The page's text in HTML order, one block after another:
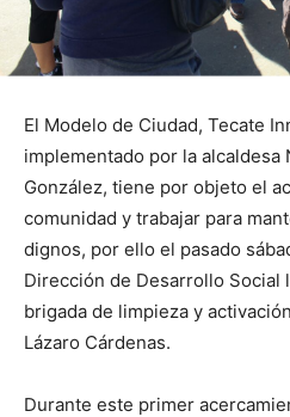
El Modelo de Ciudad, Tecate
implementado por la alcaldesa
González, tiene por objeto el
comunidad y trabajar para
dignos, por ello el pasado
Dirección de Desarrollo Social
brigada de limpieza y
Lázaro Cárdenas.
Durante este primer